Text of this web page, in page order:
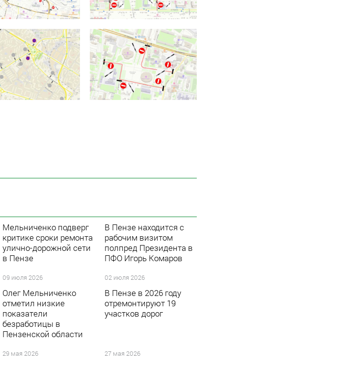
Мельниченко подверг
критике сроки ремонта
улично-дорожной сети
в Пензе
09 июля 2026
В Пензе находится с
рабочим визитом
полпред Президента в
ПФО Игорь Комаров
02 июля 2026
Олег Мельниченко
отметил низкие
показатели
безработицы в
Пензенской области
29 мая 2026
В Пензе в 2026 году
отремонтируют 19
участков дорог
27 мая 2026